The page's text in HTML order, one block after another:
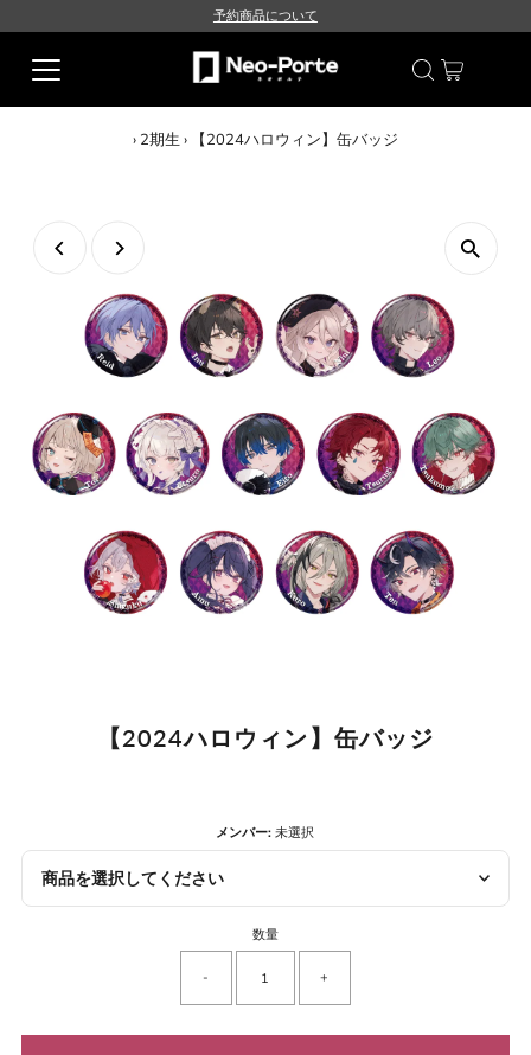
予約商品について
› 2期生› 【2024ハロウィン】缶バッジ
【2024ハロウィン】缶バッジ
メンバー: 未選択
商品を選択してください
数量
- +